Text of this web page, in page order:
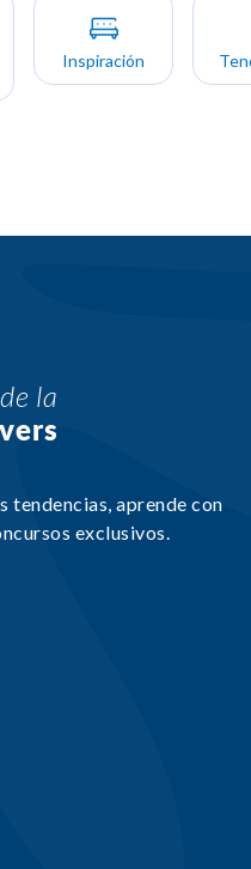
Inspiración
la
tendencias, aprende con
exclusivos.